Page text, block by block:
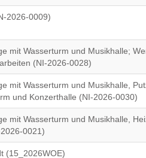
2026-0009)
mit Wasserturm und Musikhalle;
(NI-2026-0028)
mit Wasserturm und Musikhalle,
und Konzerthalle (NI-2026-0030)
mit Wasserturm und Musikhalle,
0021)
(15_2026WOE)